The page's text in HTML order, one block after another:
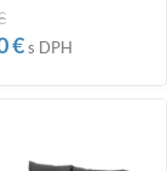
€s DPH